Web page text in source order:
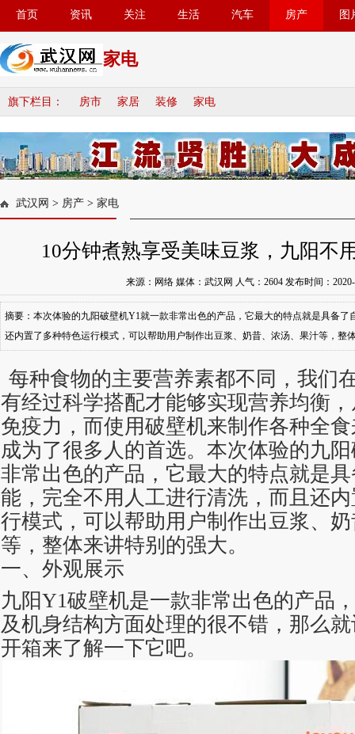
首页 资讯 关注 生活 汽车 房产 图
家电
旗下栏目： 房市 家居 装修 家电
武汉网 > 房产 > 家电
10分钟煮熟享受美味豆浆，九阳不
来源：网络 媒体：武汉网 人气： 2604 发布时间：
摘要：本次体验的九阳破壁机Y1就一款非常出色的产品，它最大的特点就是具备
还内置了多种特色运行模式，可以帮助用户制作出豆浆、奶昔、浓汤、果汁等，整
每种食物的主要营养素都不同，我们
有经过科学搭配才能够实现营养均衡
免疫力，而使用破壁机来制作各种全
成为了很多人的首选。本次体验的九
非常出色的产品，它最大的特点就是
能，完全不用人工进行清洗，而且还
行模式，可以帮助用户制作出豆浆、
等，整体来讲特别的强大。
一、外观展示
九阳Y1破壁机是一款非常出色的产品
及机身结构方面处理的很不错，那么
开箱来了解一下它吧。